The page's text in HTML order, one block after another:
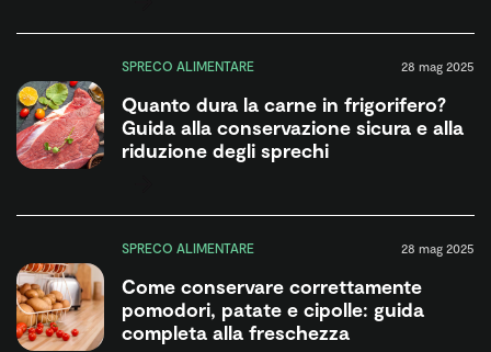
SPRECO ALIMENTARE 28 mag 2025
Quanto dura la carne in frigorifero?
Guida alla conservazione sicura e alla
riduzione degli sprechi
SPRECO ALIMENTARE 28 mag 2025
Come conservare correttamente
pomodori, patate e cipolle: guida
completa alla freschezza